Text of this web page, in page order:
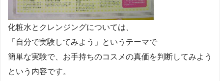
化粧水とクレンジングについては、
「自分で実験してみよう」というテーマで
簡単な実験で、お手持ちのコスメの真価を判断してみよう
という内容です。